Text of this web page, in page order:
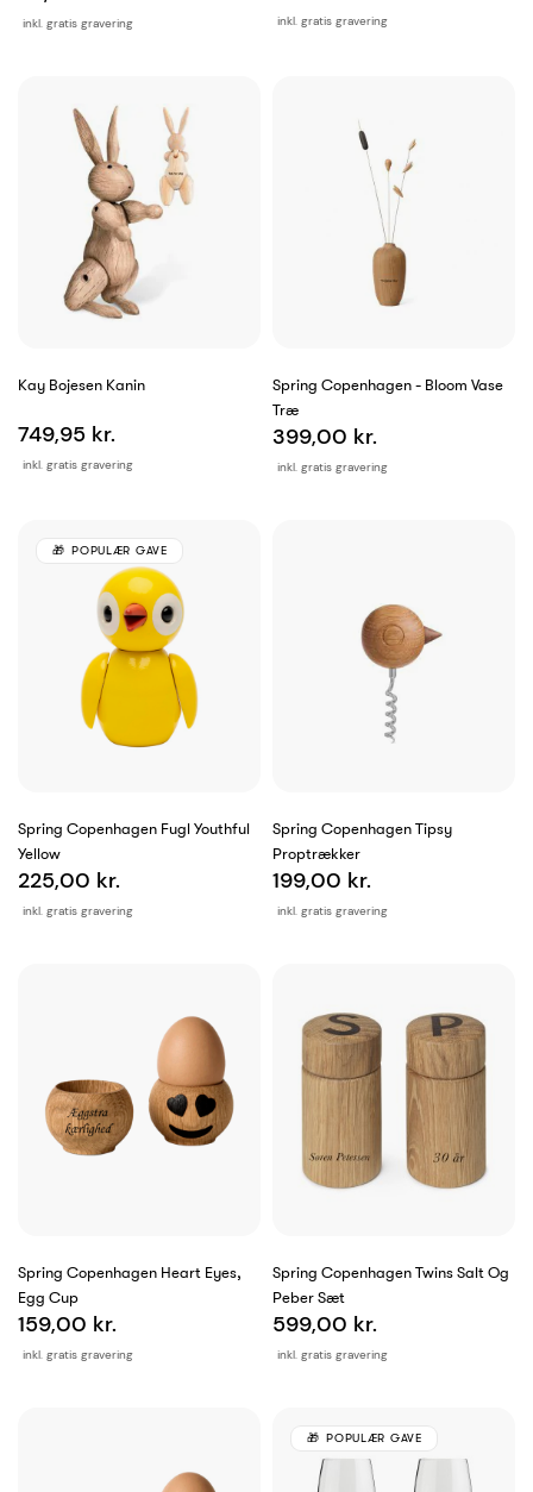
inkl. gratis gravering inkl. gratis gravering
Kay Bojesen Kanin
inkl. gratis gravering
749,95 kr.
Spring Copenhagen - Bloom Vase
Træ
inkl. gratis gravering
399,00 kr.
Spring Copenhagen Fugl Youthful
Yellow
inkl. gratis gravering
225,00 kr.
POPULÆR GAVE
Spring Copenhagen Tipsy
Proptrækker
inkl. gratis gravering
199,00 kr.
Spring Copenhagen Heart Eyes,
Egg Cup
inkl. gratis gravering
159,00 kr.
Spring Copenhagen Twins Salt Og
Peber Sæt
inkl. gratis gravering
599,00 kr.
POPULÆR GAVE